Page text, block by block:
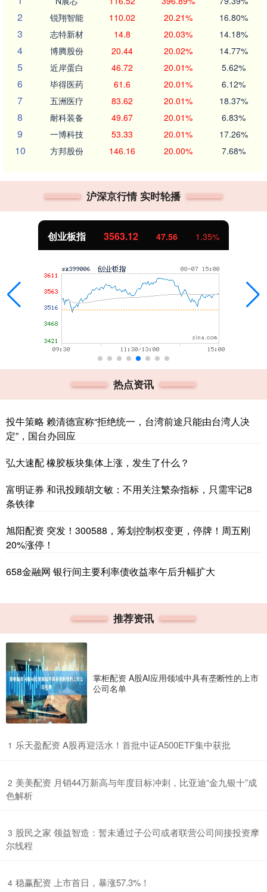
2 锐翔智能 110.02 20.21% 16.80%
3 志特新材 14.8 20.03% 14.18%
4 博腾股份 20.44 20.02% 14.77%
5 近岸蛋白 46.72 20.01% 5.62%
6 毕得医药 61.6 20.01% 6.12%
7 五洲医疗 83.62 20.01% 18.37%
8 耐科装备 49.67 20.01% 6.83%
9 一博科技 53.33 20.01% 17.26%
10 方邦股份 146.16 20.00% 7.68%
沪深京行情 实时轮播
创业板指 3563.12 47.56 1.35%
热点资讯
投牛策略 赖清德宣称“拒绝统一，台湾前途只能由台湾人决
定”，国台办回应
弘大速配 橡胶板块集体上涨，发生了什么？
富明证券 和讯投顾胡文敏：不用关注繁杂指标，只需牢记8
条铁律
旭阳配资 突发！300588，筹划控制权变更，停牌！周五刚
20%涨停！
658金融网 银行间主要利率债收益率午后升幅扩大
推荐资讯
掌柜配资 A股AI应用领域中具有垄断性的上市
公司名单
1 ​乐天盈配资 A股再迎活水！首批中证A500ETF集中获批
2 ​美美配资 月销44万新高与年度目标冲刺，比亚迪“金九银十”成
色解析
3 ​股民之家 领益智造：暂未通过子公司或者联营公司间接投资摩
尔线程
4 ​稳赢配资 上市首日，暴涨57.3%！